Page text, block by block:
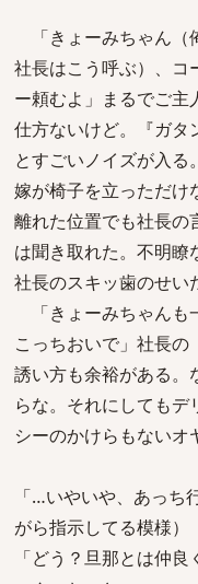
「きょーみちゃん（
社長はこう呼ぶ）、コ
ー頼むよ」まるでご主
仕方ないけど。『ガタ
とすごいノイズが入る。
嫁が椅子を立っただけ
離れた位置でも社長の
は聞き取れた。不明瞭
社長のスキッ歯のせい
「きょーみちゃんも
こっちおいで」社長の
誘い方も余裕がある。
らな。それにしてもデ
シーのかけらもないオ
「…いやいや、あっち
がら指示してる模様）
「どう？旦那とは仲